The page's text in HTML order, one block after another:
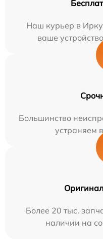
Наш курьер в
ваше
Большинство
устраняем
Более 20 тыс.
наличии на